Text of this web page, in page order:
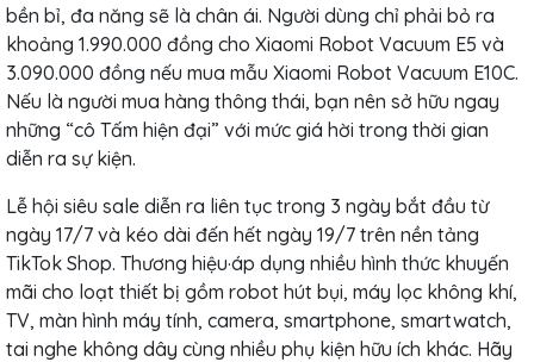
bền bỉ, đa năng sẽ là chân ái. Người dùng chỉ phải bỏ ra
khoảng 1.990.000 đồng cho Xiaomi Robot Vacuum E5 và
3.090.000 đồng nếu mua mẫu Xiaomi Robot Vacuum E10C.
Nếu là người mua hàng thông thái, bạn nên sở hữu ngay
những “cô Tấm hiện đại” với mức giá hời trong thời gian
diễn ra sự kiện.
Lễ hội siêu sale diễn ra liên tục trong 3 ngày bắt đầu từ
ngày 17/7 và kéo dài đến hết ngày 19/7 trên nền tảng
TikTok Shop. Thương hiệu·áp dụng nhiều hình thức khuyến
mãi cho loạt thiết bị gồm robot hút bụi, máy lọc không khí,
TV, màn hình máy tính, camera, smartphone, smartwatch,
tai nghe không dây cùng nhiều phụ kiện hữu ích khác. Hãy